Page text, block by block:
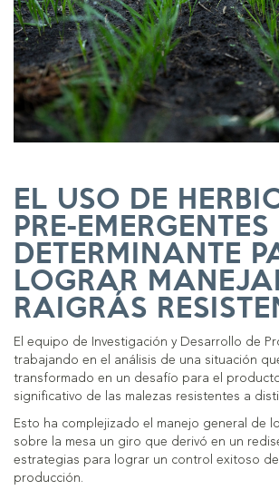
EL USO DE
PRE-EMERGENTES
DETERMINANTE
LOGRAR
RAIGRÁS
El equipo de Investigación y Desarrollo de
trabajando en el análisis de una situación
transformado en un desafío para el
significativo de las malezas resistentes a
Esto ha complejizado el manejo general de
sobre la mesa un giro que derivó en un
estrategias para lograr un control exitoso
producción.